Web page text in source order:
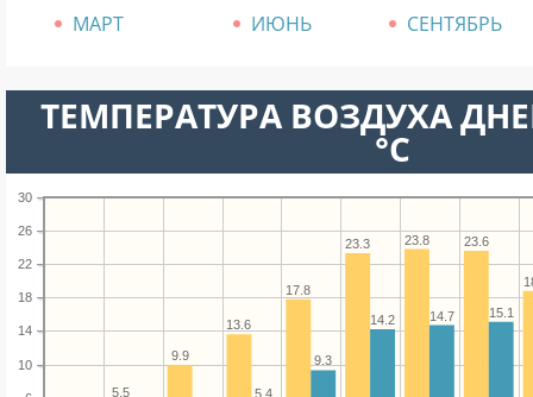
МАРТ
ИЮНЬ СЕНТЯБРЬ
ТЕМПЕРАТУРА ВОЗДУХА
°C
10
14
18
22
26
30
23.6
23.8
23.3
17.8
13.6
9.9
5.5
15.1
14.7
14.2
9.3
5.4